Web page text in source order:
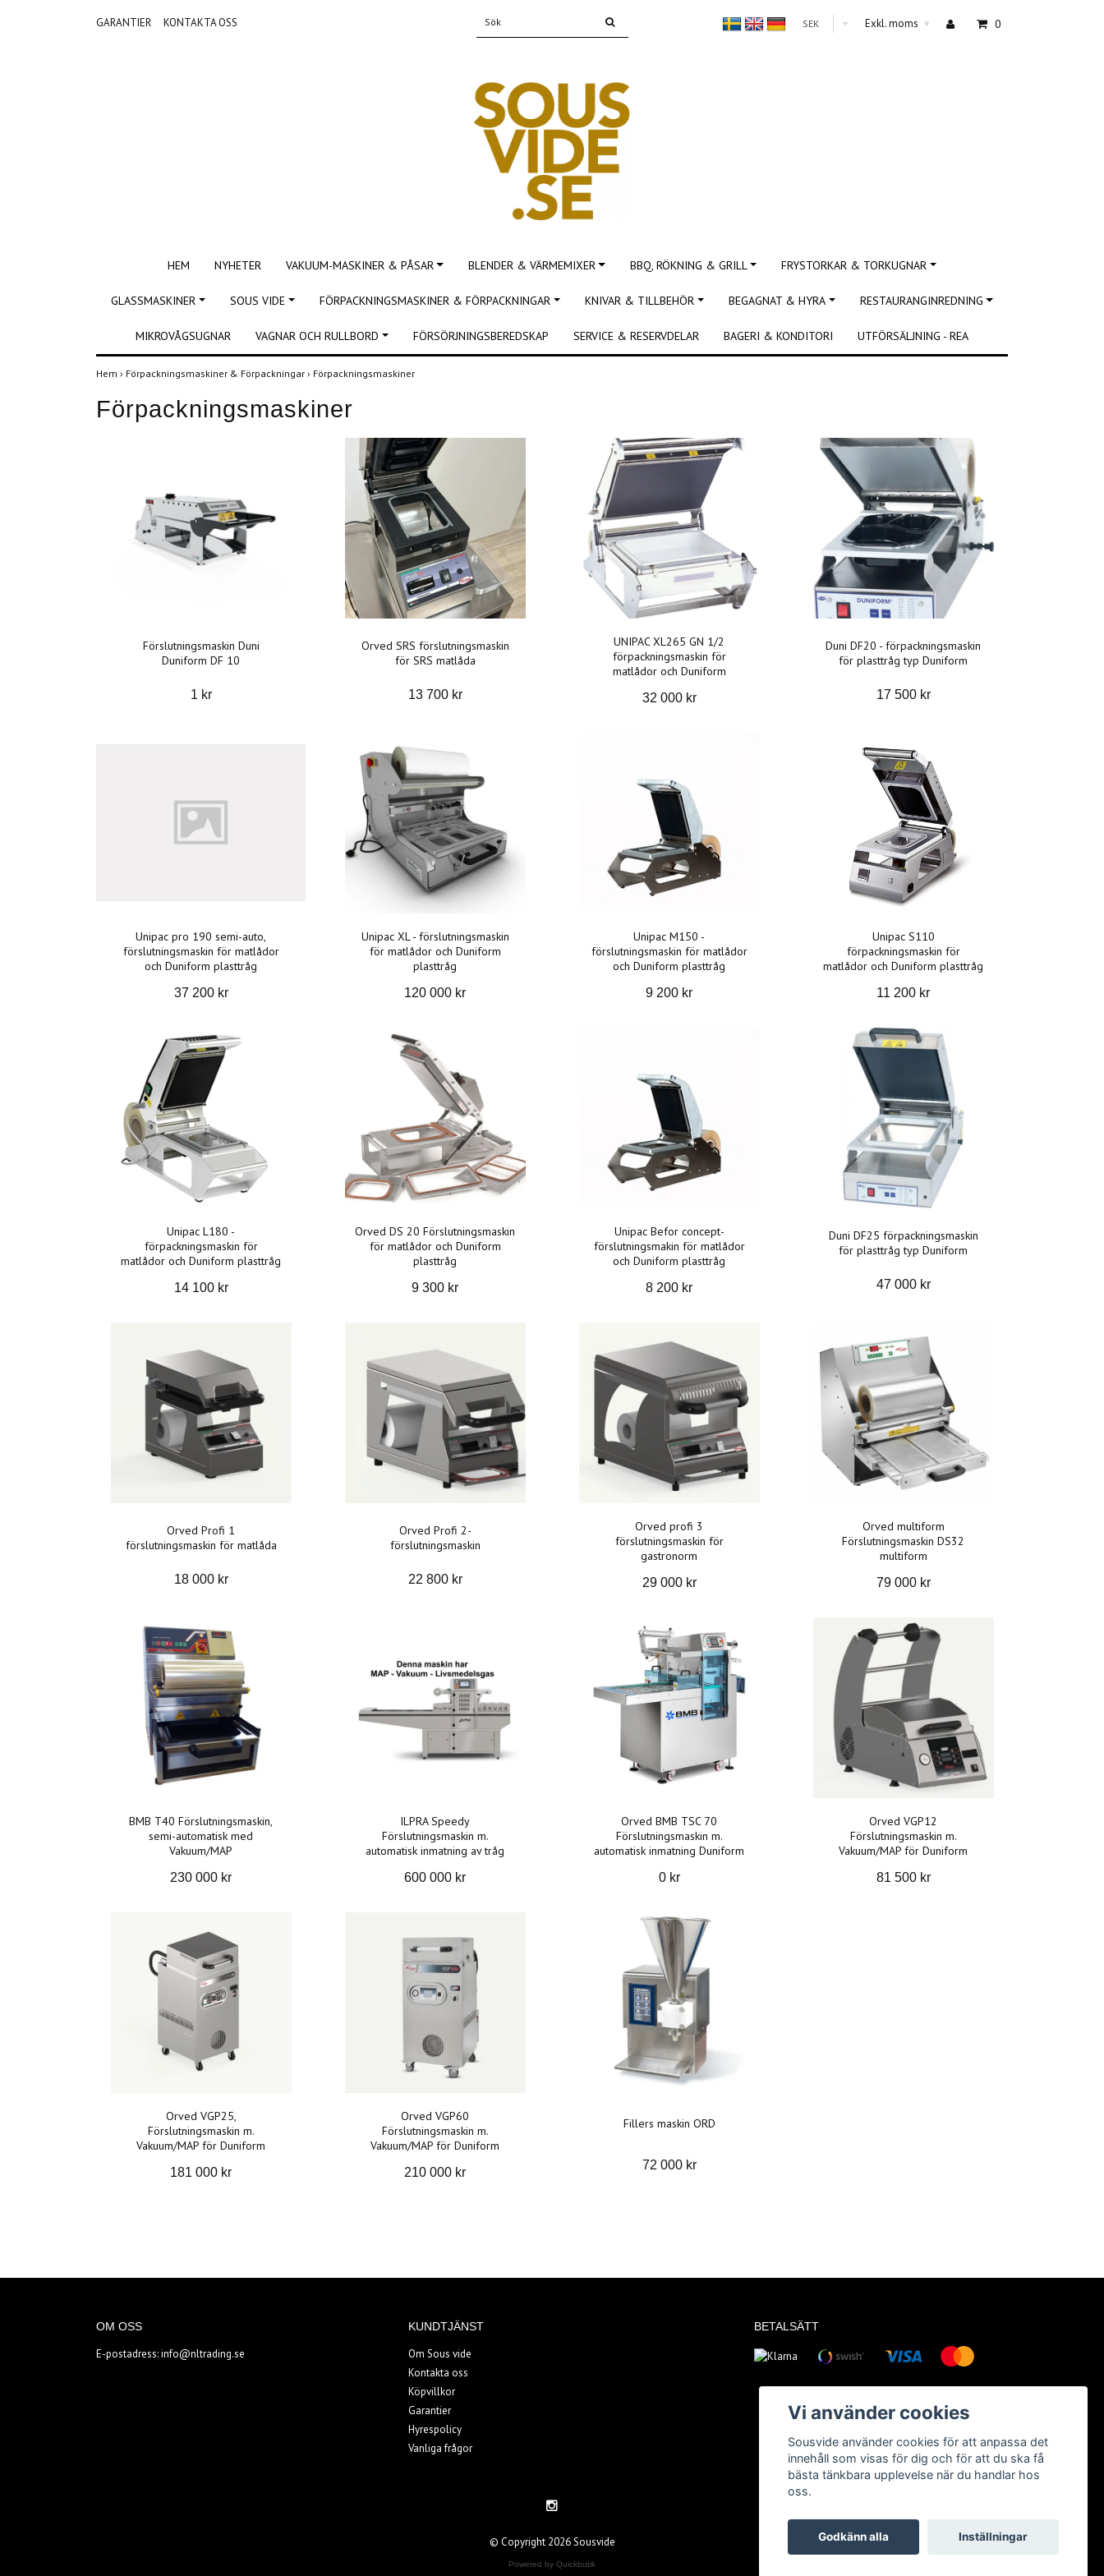
GARANTIER KONTAKTA OSS SEK Exkl. moms ▾ 0
HEM NYHETER VAKUUM-MASKINER & PÅSAR BLENDER & VÄRMEMIXER BBQ, RÖKNING & GRILL FRYSTORKAR & TORKUGNAR
GLASSMASKINER SOUS VIDE FÖRPACKNINGSMASKINER & FÖRPACKNINGAR KNIVAR & TILLBEHÖR BEGAGNAT & HYRA RESTAURANGINREDNING
MIKROVÅGSUGNAR VAGNAR OCH RULLBORD FÖRSÖRJNINGSBEREDSKAP SERVICE & RESERVDELAR BAGERI & KONDITORI UTFÖRSÄLJNING - REA
Hem › Förpackningsmaskiner & Förpackningar › Förpackningsmaskiner
Förpackningsmaskiner
Förslutningsmaskin Duni
Duniform DF 10
1 kr
Orved SRS förslutningsmaskin
för SRS matlåda
13 700 kr
UNIPAC XL265 GN 1/2
förpackningsmaskin för
matlådor och Duniform
32 000 kr
Duni DF20 - förpackningsmaskin
för plasttråg typ Duniform
17 500 kr
Unipac pro 190 semi-auto,
förslutningsmaskin för matlådor
och Duniform plasttråg
37 200 kr
Unipac XL - förslutningsmaskin
för matlådor och Duniform
plasttråg
120 000 kr
Unipac M150 -
förslutningsmaskin för matlådor
och Duniform plasttråg
9 200 kr
Unipac S110
förpackningsmaskin för
matlådor och Duniform plasttråg
11 200 kr
Unipac L180 -
förpackningsmaskin för
matlådor och Duniform plasttråg
14 100 kr
Orved DS 20 Förslutningsmaskin
för matlådor och Duniform
plasttråg
9 300 kr
Unipac Befor concept-
förslutningsmakin för matlådor
och Duniform plasttråg
8 200 kr
Duni DF25 förpackningsmaskin
för plasttråg typ Duniform
47 000 kr
Orved Profi 1
förslutningsmaskin för matlåda
18 000 kr
Orved Profi 2-
förslutningsmaskin
22 800 kr
Orved profi 3
förslutningsmaskin för
gastronorm
29 000 kr
Orved multiform
Förslutningsmaskin DS32
multiform
79 000 kr
BMB T40 Förslutningsmaskin,
semi-automatisk med
Vakuum/MAP
230 000 kr
ILPRA Speedy
Förslutningsmaskin m.
automatisk inmatning av tråg
600 000 kr
Orved BMB TSC 70
Förslutningsmaskin m.
automatisk inmatning Duniform
0 kr
Orved VGP12
Förslutningsmaskin m.
Vakuum/MAP för Duniform
81 500 kr
Orved VGP25,
Förslutningsmaskin m.
Vakuum/MAP för Duniform
181 000 kr
Orved VGP60
Förslutningsmaskin m.
Vakuum/MAP för Duniform
210 000 kr
Fillers maskin ORD
72 000 kr
OM OSS
E-postadress:info@nltrading.se
KUNDTJÄNST
Om Sous vide
Kontakta oss
Köpvillkor
Garantier
Hyrespolicy
Vanliga frågor
BETALSÄTT
© Copyright 2026 Sousvide
Powered by Quickbutik
Vi använder cookies
Sousvide använder cookies för att anpassa det
innehåll som visas för dig och för att du ska få
bästa tänkbara upplevelse när du handlar hos
oss.
Godkänn alla Inställningar